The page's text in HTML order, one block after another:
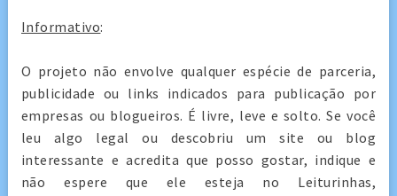
Informativo:
O projeto não envolve qualquer espécie de parceria,
publicidade ou links indicados para publicação por
empresas ou blogueiros. É livre, leve e solto. Se você
leu algo legal ou descobriu um site ou blog
interessante e acredita que posso gostar, indique e
não espere que ele esteja no Leiturinhas,